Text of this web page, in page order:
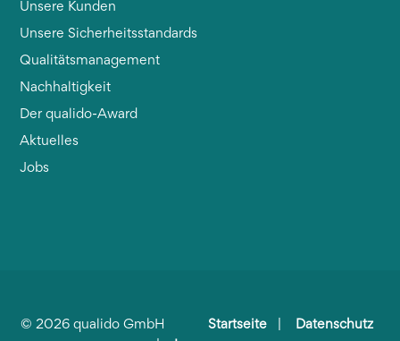
Unsere Kunden
Unsere Sicherheitsstandards
Qualitätsmanagement
Nachhaltigkeit
Der qualido-Award
Aktuelles
Jobs
© 2026qualido GmbH Startseite|
Datenschutz